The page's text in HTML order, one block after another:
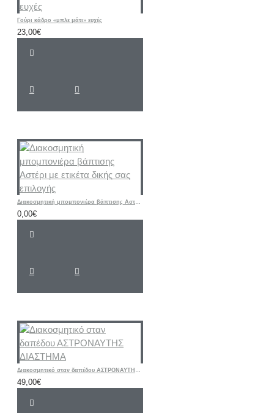
Γούρι κάδρο «μπλε μάτι» ευχές
23,00€
Διακοσμητική μπομπονιέρα βάπτισης Αστέρι με ετικέτα δικής σας επιλογής
0,00€
Διακοσμητικό σταν δαπέδου ΑΣΤΡΟΝΑΥΤΗΣ ΔΙΑΣΤΗΜΑ
49,00€